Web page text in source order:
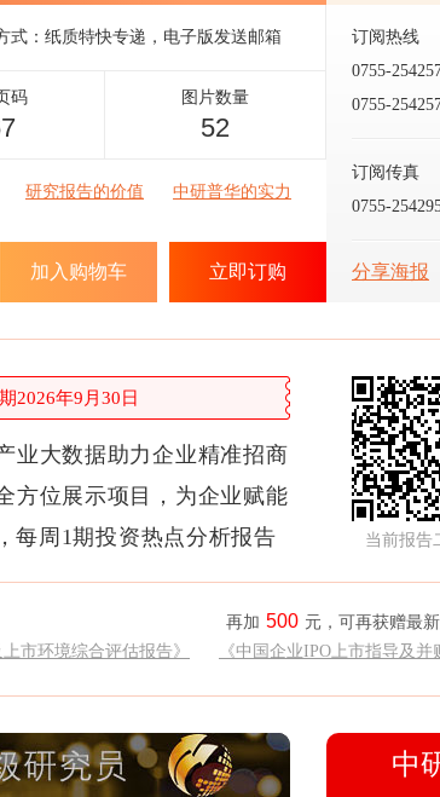
式： 纸质特快专递，电子版发送邮箱
码 图片数量
52
研究报告的价值 中研普华的实力
加入购物车 立即订购
订阅热线
0755-
0755-
订阅传真
0755-
分享海报
2026年9月30日
业大数据助力企业精准招商
方位展示项目，为企业赋能
每周1期投资热点分析报告
市环境综合评估报告》
再加 500 元，可再获赠最
《中国企业IPO上市指导及
当前报告
中